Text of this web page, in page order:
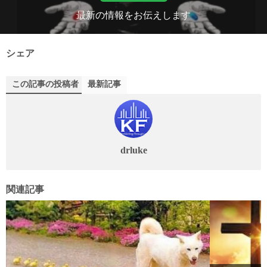
最新の情報をお伝えします
シェア
この記事の投稿者 最新記事
drluke
関連記事